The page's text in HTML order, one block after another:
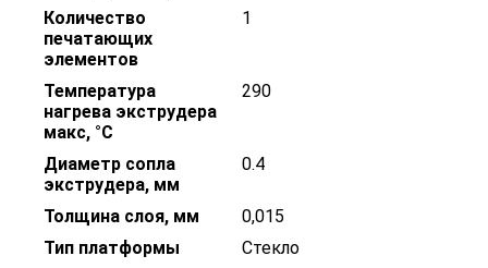
Количество
печатающих
элементов
1
Температура
нагрева экструдера
макс, °С
290
Диаметр сопла
экструдера, мм
0.4
Толщина слоя, мм
0,015
Тип платформы
Стекло